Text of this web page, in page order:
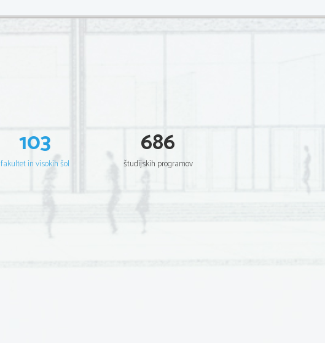
103
fakultet in visokih šol
686
študijskih programov